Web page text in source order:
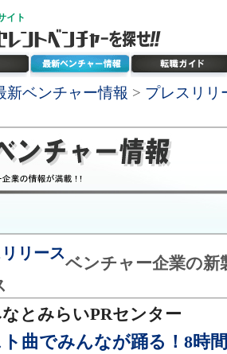
イト
新ベンチャー情報 > プレスリリ
リース
ベンチャー企業の新
とみらいPRセンター
曲でみんなが踊る！8時